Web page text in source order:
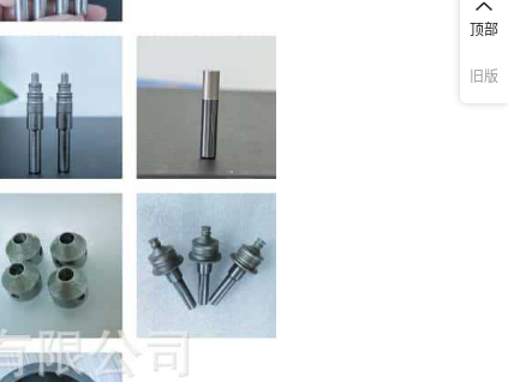
顶部
旧版